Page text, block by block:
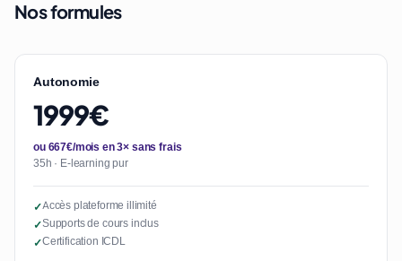
Nos formules
Autonomie
1999€
ou 667€/mois en 3× sans frais
35h · E-learning pur
✓Accès plateforme illimité
✓Supports de cours inclus
✓Certification ICDL